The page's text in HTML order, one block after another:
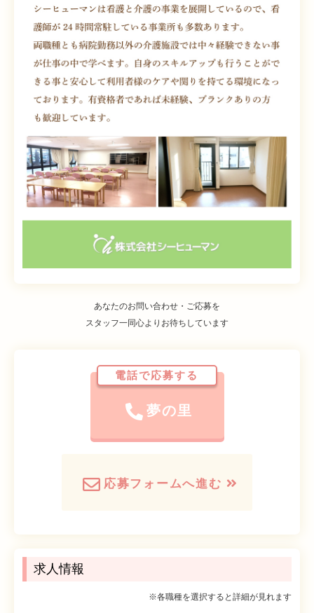
あなたのお問い合わせ・ご応募を
スタッフ一同心よりお待ちしています
電話で応募する
夢の里
応募フォームへ進む
求人情報
※各職種を選択すると詳細が見れます